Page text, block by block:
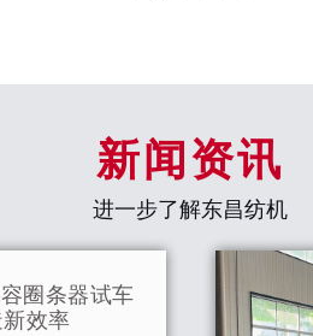
新闻资讯
进一步了解东昌纺机
圈条器试车
效率